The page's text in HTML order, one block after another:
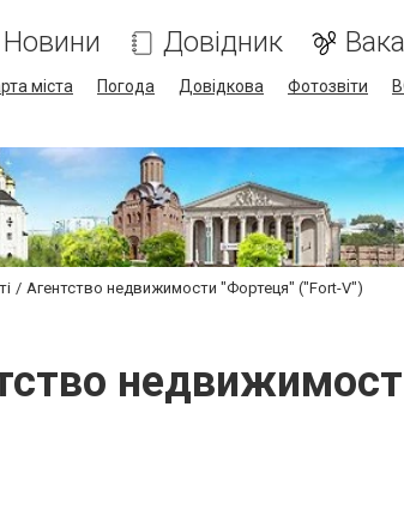
Новини Довідник
міста Погода Довідкова Фотозвіти
Агентство недвижимости "Фортеця" ("Fort-V")